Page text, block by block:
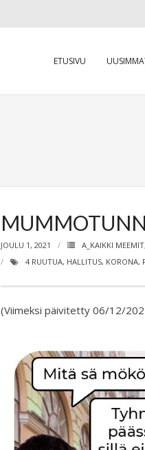
ETUSIVU
JOULU 1, 2021 A_KAIKKI MEEMIT,
4 RUUTUA, HALLITUS, KORONA,
(Viimeksi päivitetty 06/12/